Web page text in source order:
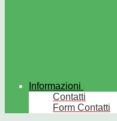
Informazioni
Contatti
Form Contatti